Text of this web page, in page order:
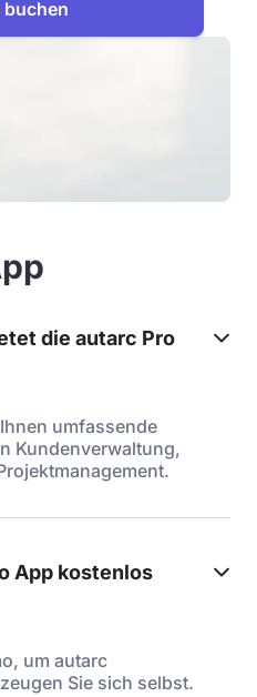
buchen
die autarc Pro
umfassende
Kundenverwaltung,
App kostenlos
um autarc
Sie sich selbst.